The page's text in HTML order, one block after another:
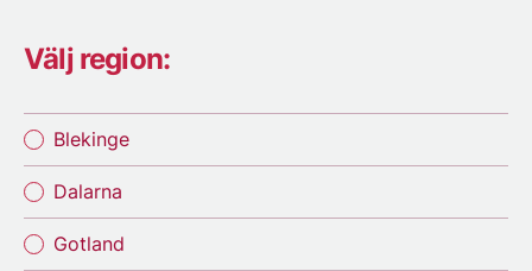
Välj region:
Blekinge
Dalarna
Gotland